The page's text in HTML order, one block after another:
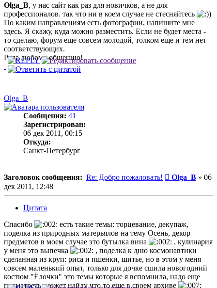
Olga_B, у нас сайт как раз для новичков, а не для
профессионалов. так что ни в коем случае не стесняйтесь
)
По каким направлениям есть фотографии, напишите мне
здесь. Я скажу, куда можно разместить. Если не будет места -
то сделаю, форум еще совсем молодой, толком еще и тем нет
соответствующих.
Рада любому общению!
Olga_B
Сообщения: 41
Зарегистрирован:
06 дек 2011, 00:15
Откуда:
Санкт-Петербург
Заголовок сообщения: Re: Добро пожаловать! Сообщение
Olga_B » 06
дек 2011, 12:48
Цитата
Спасибо
есть такие темы: торцевание, декупаж,
поделка из природных матерьялов на тему Осень, декор
предметов в моем случае это бутылка вина
, кулинария
у меня это выпечка
, поделка к дню космонавтики
сделанная из круп: риса и пшенки, шитье, но в этом у меня
совсем маленький опыт, только для дочке сшила новогодний
костюм "Ёлочки" это темы которые я вспомнила, надо еще
посматреть, может найду что то еще в своем архиве